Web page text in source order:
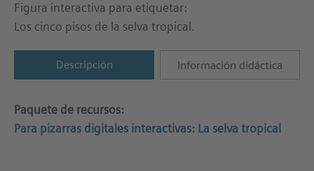
Figura interactiva para etiquetar:
Los cinco pisos de la selva tropical.
Descripción Información didáctica
Paquete de recursos:
Para pizarras digitales interactivas: La selva tropical